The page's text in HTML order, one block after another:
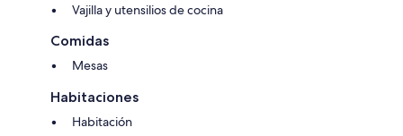
Vajilla y utensilios de cocina
Comidas
Mesas
Habitaciones
Habitación